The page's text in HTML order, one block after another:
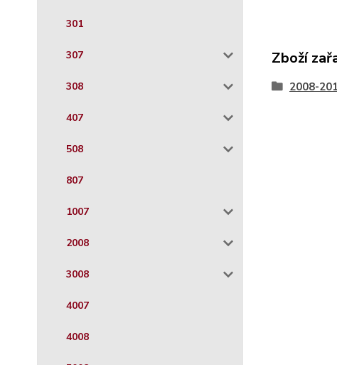
301
307
308
407
508
807
1007
2008
3008
4007
4008
Zboží
2008-